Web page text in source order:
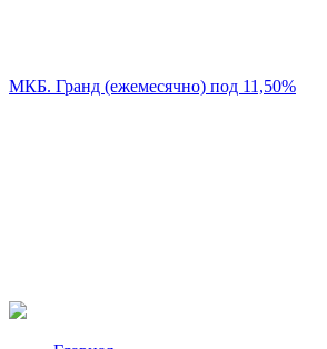
МКБ. Гранд (ежемесячно) под 11,50%